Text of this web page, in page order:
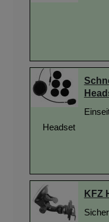
Headset
KFZ